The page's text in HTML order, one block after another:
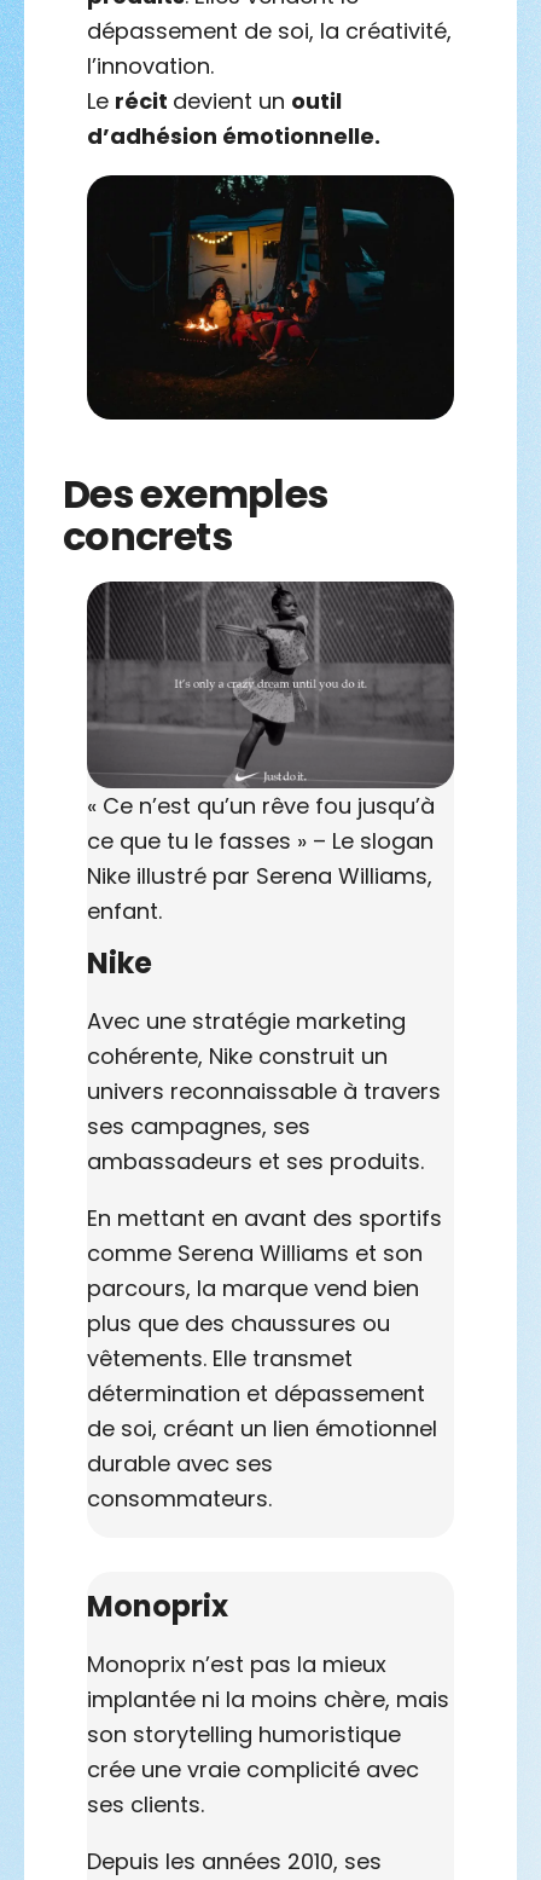
dépassement de soi, la créativité,
l’innovation.
Le récit devient un outil
d’adhésion émotionnelle.
Des exemples
concrets
« Ce n’est qu’un rêve fou jusqu’à
ce que tu le fasses » – Le slogan
Nike illustré par Serena Williams,
enfant.
Nike
Avec une stratégie marketing
cohérente, Nike construit un
univers reconnaissable à travers
ses campagnes, ses
ambassadeurs et ses produits.
En mettant en avant des sportifs
comme Serena Williams et son
parcours, la marque vend bien
plus que des chaussures ou
vêtements. Elle transmet
détermination et dépassement
de soi, créant un lien émotionnel
durable avec ses
consommateurs.
Monoprix
Monoprix n’est pas la mieux
implantée ni la moins chère, mais
son storytelling humoristique
crée une vraie complicité avec
ses clients.
Depuis les années 2010, ses